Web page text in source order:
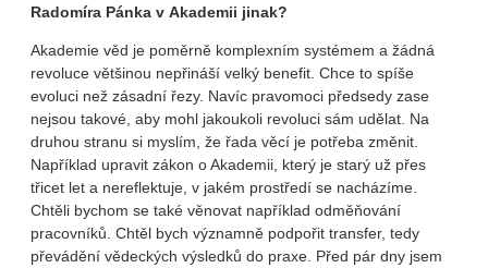
Radomíra Pánka v Akademii jinak?
Akademie věd je poměrně komplexním systémem a žádná
revoluce většinou nepřináší velký benefit. Chce to spíše
evoluci než zásadní řezy. Navíc pravomoci předsedy zase
nejsou takové, aby mohl jakoukoli revoluci sám udělat. Na
druhou stranu si myslím, že řada věcí je potřeba změnit.
Například upravit zákon o Akademii, který je starý už přes
třicet let a nereflektuje, v jakém prostředí se nacházíme.
Chtěli bychom se také věnovat například odměňování
pracovníků. Chtěl bych významně podpořit transfer, tedy
převádění vědeckých výsledků do praxe. Před pár dny jsem